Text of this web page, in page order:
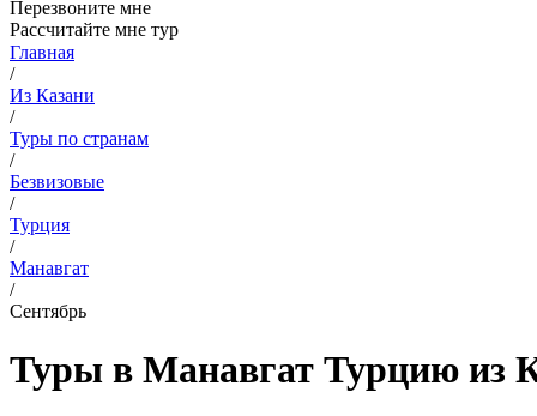
Перезвоните мне
Рассчитайте мне тур
Главная
/
Из Казани
/
Туры по странам
/
Безвизовые
/
Турция
/
Манавгат
/
Сентябрь
Туры в Манавгат Турцию из